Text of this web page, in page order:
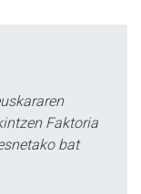
Faktoria
bat